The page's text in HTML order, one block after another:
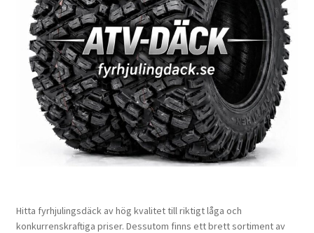
Hitta fyrhjulingsdäck av hög kvalitet till riktigt låga och
konkurrenskraftiga priser. Dessutom finns ett brett sortiment av